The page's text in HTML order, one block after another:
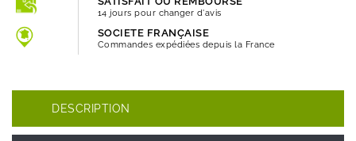
14 jours pour changer d'avis
SOCIETE FRANÇAISE
Commandes expédiées depuis la France
DESCRIPTION